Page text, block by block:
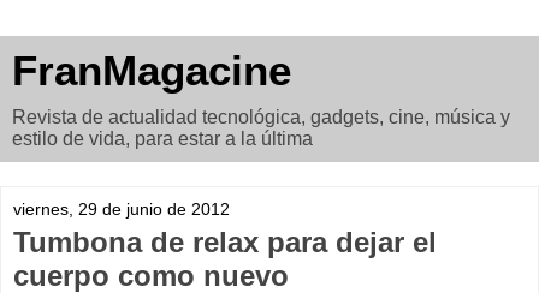
FranMagacine
Revista de actualidad tecnológica, gadgets, cine, música y
estilo de vida, para estar a la última
viernes, 29 de junio de 2012
Tumbona de relax para dejar el
cuerpo como nuevo